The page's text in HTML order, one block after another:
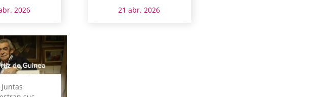
2026
junteras de la
21 abr. 2026
Juntas